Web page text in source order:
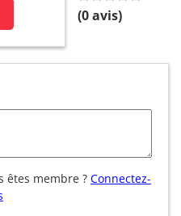
(0avis)
êtes membre ? Connectez-